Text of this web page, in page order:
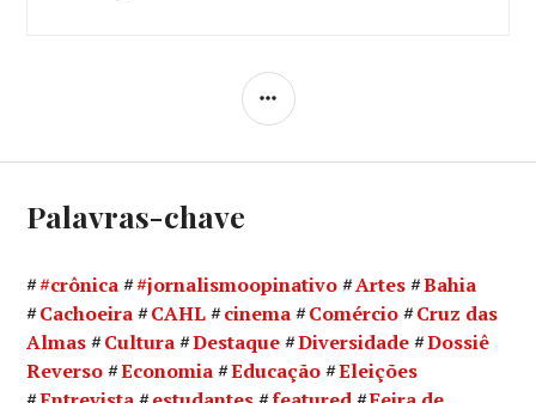
LATERAL
Palavras-chave
#crônica #jornalismoopinativo Artes
Bahia
Cachoeira
CAHL cinema Comércio
Cruz das
Almas
Cultura Destaque Diversidade
Dossiê
Reverso
Economia Educação
Eleições